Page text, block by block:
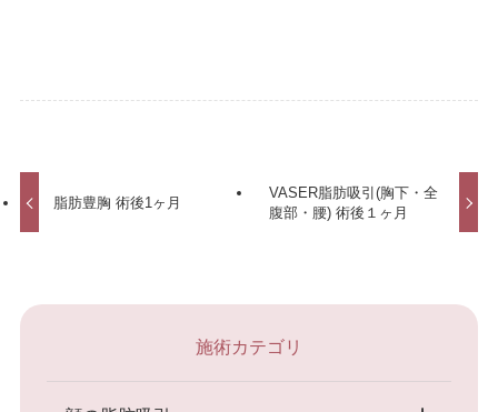
脂肪豊胸 術後1ヶ月
VASER脂肪吸引(胸下・全
腹部・腰) 術後１ヶ月
施術カテゴリ